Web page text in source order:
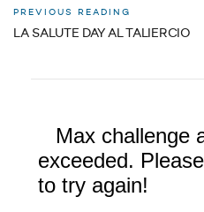
PREVIOUS READING
LA SALUTE DAY AL TALIERCIO